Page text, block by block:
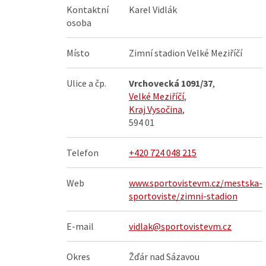
Kontaktní
osoba
Karel Vidlák
Místo Zimní stadion Velké Meziříčí
Ulice a čp. Vrchovecká 1091/37,
Velké Meziříčí,
Kraj Vysočina,
594 01
Telefon +420 724 048 215‬
Web
www.sportovistevm.cz/mestska-
sportoviste/zimni-stadion
E-mail vidlak@sportovistevm.cz
Okres Žďár nad Sázavou